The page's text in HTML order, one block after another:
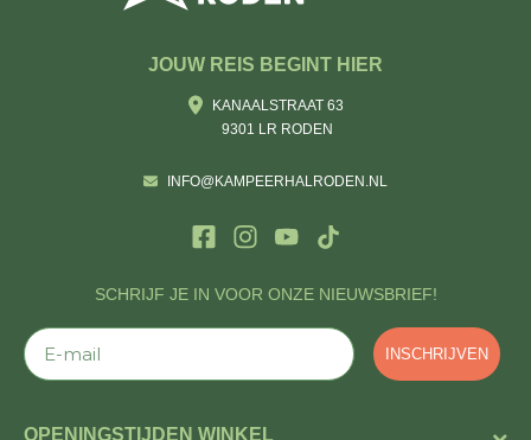
SCHRIJF JE IN VOOR ONZE NIEUWSBRIEF!
E-mail
INSCHRIJVEN
JOUW REIS BEGINT HIER
KANAALSTRAAT 63
9301 LR RODEN
INFO@KAMPEERHALRODEN.NL
OPENINGSTIJDEN WINKEL